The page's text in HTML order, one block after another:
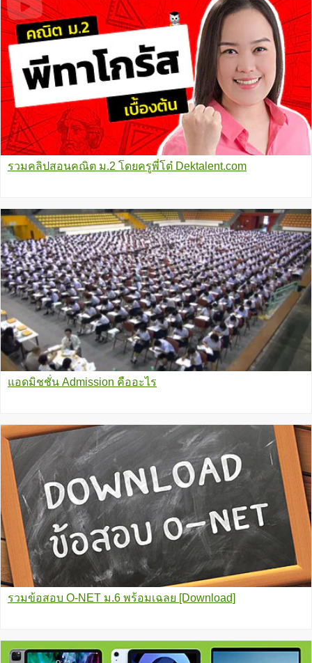
รวมคลิปสอนคณิต ม.2 โดยครูพี่โต๋ Dektalent.com
แอดมิชชั่น Admission คืออะไร
รวมข้อสอบ O-NET ม.6 พร้อมเฉลย [Download]